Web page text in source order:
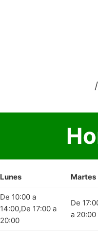
Lunes Martes
De 10:00 a
14:00,De 17:00 a
20:00
De
a 20:00